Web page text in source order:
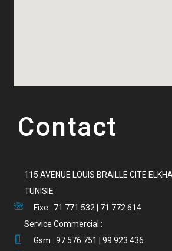
Contact
115 AVENUE LOUIS BRAILLE CITE
TUNISIE
Fixe : 71 771 532 | 71 772 614
Service Commercial :
Gsm : 97 576 751 | 99 923 436